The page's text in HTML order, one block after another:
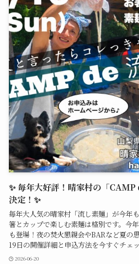
✨ 毎年大好評！晴家村の「
決定！✨
毎年大人気の晴家村「流し素麺」が今年
箸とカップで楽しむ素麺は格別です。今
も登場！夜の焚火懇親会やBARなど夏の
19日の開催詳細と申込方法を今すぐチェ
2026-06-20